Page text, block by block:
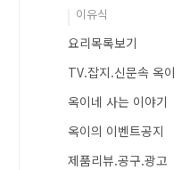
이유식
요리목록보기
TV.잡지.신문속 옥이
옥이네 사는 이야기
옥이의 이벤트공지
제품리뷰.공구.광고